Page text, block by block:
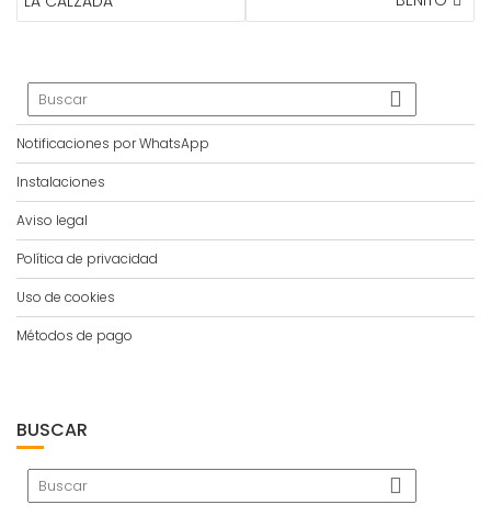
Notificaciones por WhatsApp
Instalaciones
Aviso legal
Política de privacidad
Uso de cookies
Métodos de pago
BUSCAR